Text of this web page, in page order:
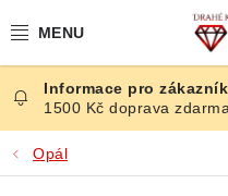
na
ČESKÉ KAMENY
ŠPERKY
1500 Kč doprava
Opál